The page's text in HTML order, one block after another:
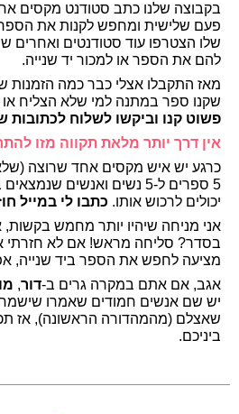
בקבוצה שלנו כתב סטודנט מקסים
פעם שלישית ומחפש לקנות את הספר
שלו הצטרפו עוד סטודנטים ואחרים
להם את הספר או למכור יד שנייה.
מאז התקבלו אצלי כבר כמה הזמנות
שקנו ספר במתנה למי שלא הצליח או
פשוט קנו וביקשו לשלוח לכתובות
אין דרך יותר מלאת תקווה מזו
כרגע יש איש מקסים אחד שרוצה
5 ספרים ל-5 נשים ואנשים
יכולים לרכוש אותו. כתבו לי במייל
אני מניחה שיהיו יותר מחמש בקשות,
בסדר? סליחה מראש! אם לא חזרתי
מציעה לחפש את הספר ביד שנייה,
אגב, אם אתם במקרה גרים ב-דור,
יש שם אנשים חמודים שאמרו
שאצלם (מהמהדורה הראשונה), אז
ביניכם.